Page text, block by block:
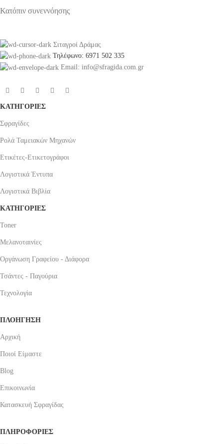
Κατόπιν συνεννόησης
Σιταγροί Δράμας
Τηλέφωνο: 6971 502 335
Email: info@sfragida.com.gr
ΚΑΤΗΓΟΡΙΕΣ
Σφραγίδες
Ρολά Ταμειακών Μηχανών
Ετικέτες-Ετικετογράφοι
Λογιστικά Έντυπα
Λογιστικά Βιβλία
ΚΑΤΗΓΟΡΙΕΣ
Toner
Μελανοταινίες
Οργάνωση Γραφείου - Διάφορα
Τσάντες - Παγούρια
Τεχνολογία
ΠΛΟΗΓΗΣΗ
Αρχική
Ποιοί Είμαστε
Blog
Επικοινωνία
Κατασκευή Σφραγίδας
ΠΛΗΡΟΦΟΡΙΕΣ